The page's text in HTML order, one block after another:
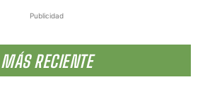
Publicidad
MÁS RECIENTE